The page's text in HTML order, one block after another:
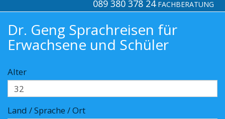
089 380 378 24 FACHBERATUNG
Dr. Geng Sprachreisen für
Erwachsene und Schüler
Alter
Land / Sprache / Ort